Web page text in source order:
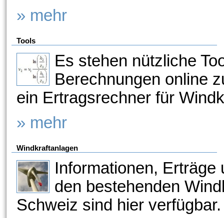
» mehr
Tools
Es stehen nützliche
Berechnungen online
ein Ertragsrechner für
» mehr
Windkraftanlagen
Informationen,
den bestehenden
Schweiz sind hier verfügbar.